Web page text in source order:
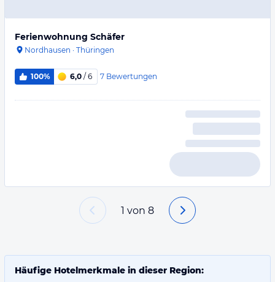
Ferienwohnung Schäfer
Nordhausen · Thüringen
100% 6,0 / 6 7 Bewertungen
1 von 8
Häufige Hotelmerkmale in dieser Region: